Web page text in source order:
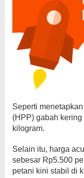
Seperti
(HPP) gabah
kilogram.
Selain itu, harga
sebesar Rp5.500
petani kini stabil di